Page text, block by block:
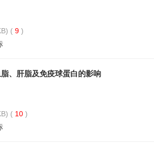
( 9 )
、肝脂及免疫球蛋白的影响
( 10 )